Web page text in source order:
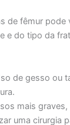
de fêmur pode
e do tipo da
de gesso ou
mais graves,
uma cirurgia